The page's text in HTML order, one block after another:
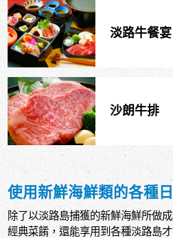
淡路牛餐宴
沙朗牛排
使用新鮮海鮮類的各種
除了以淡路島捕獲的新鮮海鮮所做
經典菜餚，還能享用到各種淡路島才